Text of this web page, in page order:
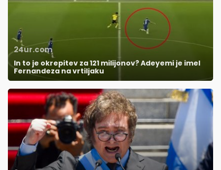
24ur.com
In to je okrepitev za 121 milijonov? Adeyemi je imel
Fernandeza na vrtiljaku